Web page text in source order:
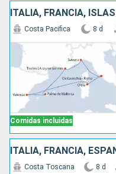
Comidas incluidas
Costa Pacifica 8 d
ITALIA, FRANCIA,
Costa Toscana 8 d